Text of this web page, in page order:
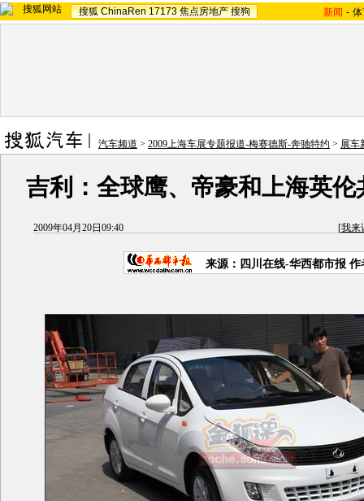
搜狐 ChinaRen 17173 焦点房地产 搜狗 新闻 -
汽车频道 > 2009上海车展专题报道-梅赛德斯-奔驰特约 > 展车
吉利：全球鹰、帝豪和上海英伦
2009年04月20日09:40 [我来
来源：四川在线-华西都市报 作